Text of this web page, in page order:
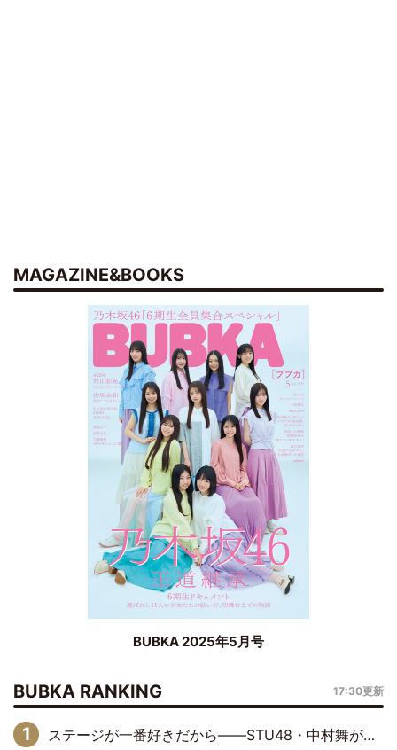
MAGAZINE&BOOKS
BUBKA 2025年5月号
BUBKA RANKING 17:30更新
ステージが一番好きだから――STU48・中村舞が描く“これからの私”